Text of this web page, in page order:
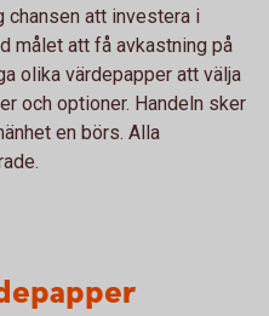
chansen att investera i
målet att få avkastning på
olika värdepapper att välja
och optioner. Handeln sker
en börs. Alla